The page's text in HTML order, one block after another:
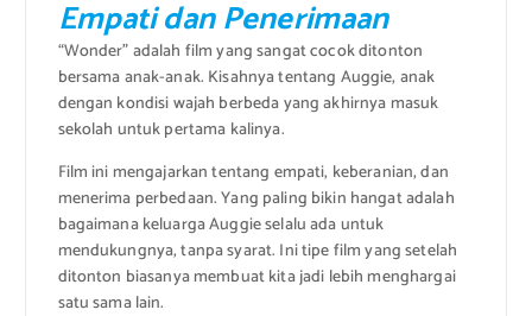
Empati dan Penerimaan
“Wonder” adalah film yang sangat cocok ditonton
bersama anak-anak. Kisahnya tentang Auggie, anak
dengan kondisi wajah berbeda yang akhirnya masuk
sekolah untuk pertama kalinya.
Film ini mengajarkan tentang empati, keberanian, dan
menerima perbedaan. Yang paling bikin hangat adalah
bagaimana keluarga Auggie selalu ada untuk
mendukungnya, tanpa syarat. Ini tipe film yang setelah
ditonton biasanya membuat kita jadi lebih menghargai
satu sama lain.